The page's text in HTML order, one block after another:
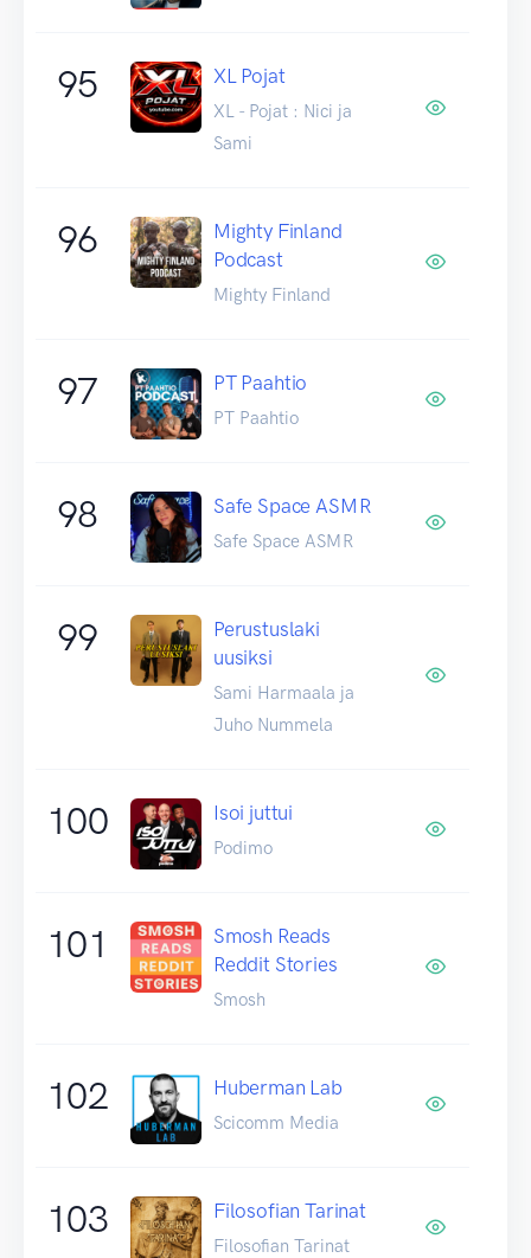
95 XL Pojat
XL - Pojat : Nici ja
Sami
96
Mighty Finland
Podcast
Mighty Finland
97 PT Paahtio
PT Paahtio
98 Safe Space ASMR
Safe Space ASMR
99
Perustuslaki
uusiksi
Sami Harmaala ja
Juho Nummela
100 Isoi juttui
Podimo
101
Smosh Reads
Reddit Stories
Smosh
102 Huberman Lab
Scicomm Media
103 Filosofian Tarinat
Filosofian Tarinat